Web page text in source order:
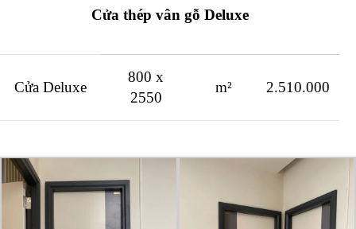
Cửa thép vân gỗ Deluxe
Cửa Deluxe
800 x
2550
m² 2.510.000